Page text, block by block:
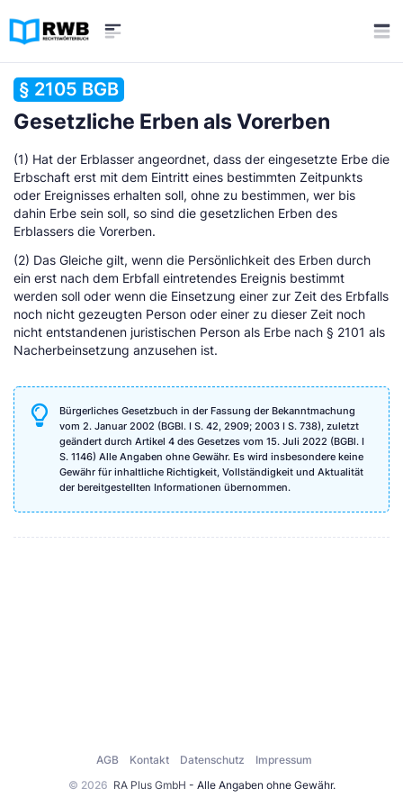
§ 2105 BGB
Gesetzliche Erben als Vorerben
(1) Hat der Erblasser angeordnet, dass der eingesetzte Erbe die
Erbschaft erst mit dem Eintritt eines bestimmten Zeitpunkts
oder Ereignisses erhalten soll, ohne zu bestimmen, wer bis
dahin Erbe sein soll, so sind die gesetzlichen Erben des
Erblassers die Vorerben.
(2) Das Gleiche gilt, wenn die Persönlichkeit des Erben durch
ein erst nach dem Erbfall eintretendes Ereignis bestimmt
werden soll oder wenn die Einsetzung einer zur Zeit des Erbfalls
noch nicht gezeugten Person oder einer zu dieser Zeit noch
nicht entstandenen juristischen Person als Erbe nach § 2101 als
Nacherbeinsetzung anzusehen ist.
Bürgerliches Gesetzbuch in der Fassung der Bekanntmachung
vom 2. Januar 2002 (BGBl. I S. 42, 2909; 2003 I S. 738), zuletzt
geändert durch Artikel 4 des Gesetzes vom 15. Juli 2022 (BGBl. I
S. 1146) Alle Angaben ohne Gewähr. Es wird insbesondere keine
Gewähr für inhaltliche Richtigkeit, Vollständigkeit und Aktualität
der bereitgestellten Informationen übernommen.
© 2026 RA Plus GmbH - Alle Angaben ohne Gewähr.
AGB Kontakt Datenschutz Impressum